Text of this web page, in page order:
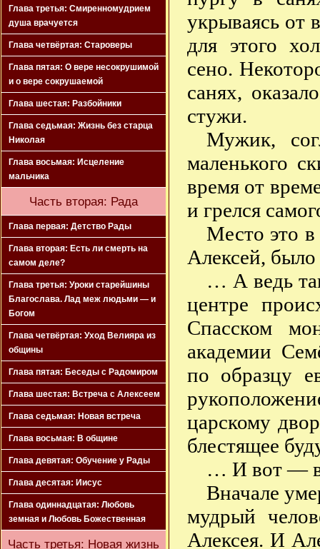
Глава третья: Смиренномудрием
душа врачуется
Глава четвёртая: Староверы
Глава пятая: О вере несокрушимой
и о вере сокрушаемой
Глава шестая: Разбойники
Глава седьмая: Жизнь без старца
Николая
Глава восьмая: Исцеление
мальчика
Часть вторая: Рада
Глава первая: Детство Рады
Глава вторая: Есть ли смерть на
самом деле?
Глава третья: Уроки старейшины
Благослава. Лад меж людьми — и
Богом
Глава четвёртая: Уход Велияра из
общины
Глава пятая: Беседы с Радомиром
Глава шестая: Встреча с Алексеем
Глава седьмая: Новая встреча
Глава восьмая: В общине
Глава девятая: Обучение у Рады
Глава десятая: Иисус
Глава одиннадцатая: Любовь
земная и Любовь Божественная
Часть третья: Новая жизнь
укрываясь от
для этого
сено.
санях,
стужи.
Мужик,
маленького
время от
и грелся
Место это в
Алексей, было
… А ведь
центре
Спасском
академии
по образцу
царскому
блестящее
… И вот —
Вначале
мудрый
Алексея. И